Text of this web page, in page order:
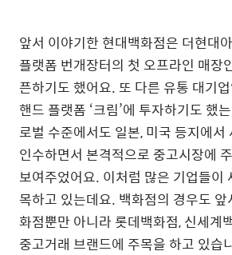
앞서 이야기한 현대백화점은 더현대
플랫폼 번개장터의 첫 오프라인 매
픈하기도 했어요. 또 다른 유통 대기
핸드 플랫폼 ‘크림’에 투자하기도 했
로벌 수준에서도 일본, 미국 등지에서
인수하면서 본격적으로 중고시장에
보여주었어요. 이처럼 많은 기업들이
목하고 있는데요. 백화점의 경우도
화점뿐만 아니라 롯데백화점, 신세계
중고거래 브랜드에 주목을 하고 있습